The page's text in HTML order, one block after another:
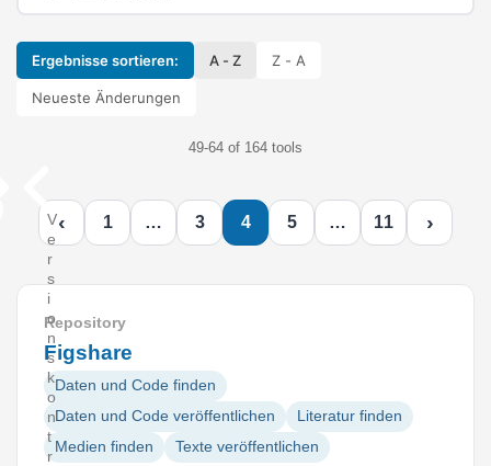
Ergebnisse sortieren: A - Z Z - A
Neueste Änderungen
49-64 of 164 tools
V
e
r
s
i
o
n
s
k
o
n
t
r
‹ 1 … 3 4 5 … 11 ›
Repository
Figshare
Daten und Code finden
Daten und Code veröffentlichen
Literatur finden
Medien finden
Texte veröffentlichen